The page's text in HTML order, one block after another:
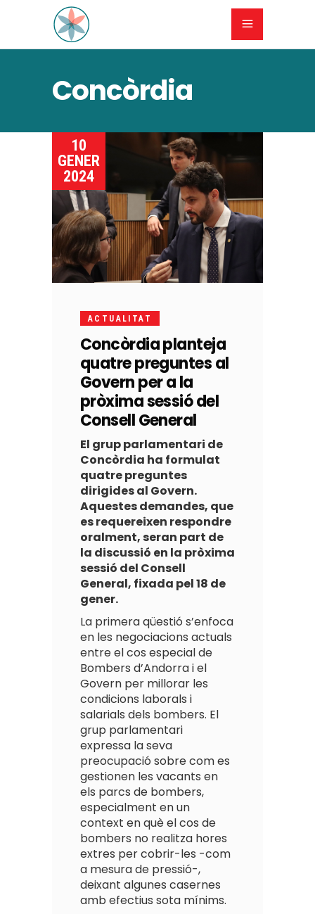
Concòrdia
10
GENER
2024
ACTUALITAT
Concòrdia planteja
quatre preguntes al
Govern per a la
pròxima sessió del
Consell General
El grup parlamentari de
Concòrdia ha formulat
quatre preguntes
dirigides al Govern.
Aquestes demandes, que
es requereixen respondre
oralment, seran part de
la discussió en la pròxima
sessió del Consell
General, fixada pel 18 de
gener.
La primera qüestió s’enfoca
en les negociacions actuals
entre el cos especial de
Bombers d’Andorra i el
Govern per millorar les
condicions laborals i
salarials dels bombers. El
grup parlamentari
expressa la seva
preocupació sobre com es
gestionen les vacants en
els parcs de bombers,
especialment en un
context en què el cos de
bombers no realitza hores
extres per cobrir-les -com
a mesura de pressió-,
deixant algunes casernes
amb efectius sota mínims.